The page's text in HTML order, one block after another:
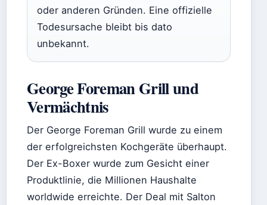
oder anderen Gründen. Eine offizielle
Todesursache bleibt bis dato
unbekannt.
George Foreman Grill und
Vermächtnis
Der George Foreman Grill wurde zu einem
der erfolgreichsten Kochgeräte überhaupt.
Der Ex-Boxer wurde zum Gesicht einer
Produktlinie, die Millionen Haushalte
worldwide erreichte. Der Deal mit Salton